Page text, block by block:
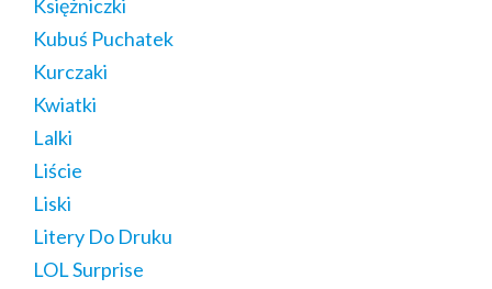
Księżniczki
Kubuś Puchatek
Kurczaki
Kwiatki
Lalki
Liście
Liski
Litery Do Druku
LOL Surprise